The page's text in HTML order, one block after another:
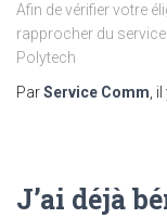
Afin de vérifier votre
rapprocher du
Polytech
ParService Comm ,
J’ai déjà